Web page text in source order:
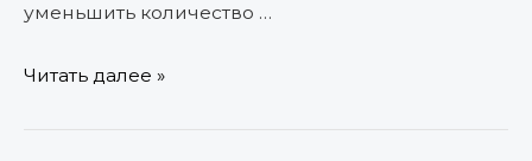
уменьшить количество …
Читать далее »